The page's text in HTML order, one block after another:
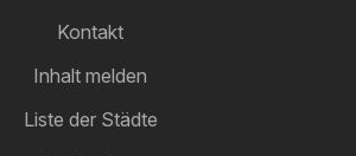
Kontakt
Inhalt melden
Liste der Städte